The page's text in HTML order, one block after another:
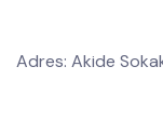
Adres: Akide